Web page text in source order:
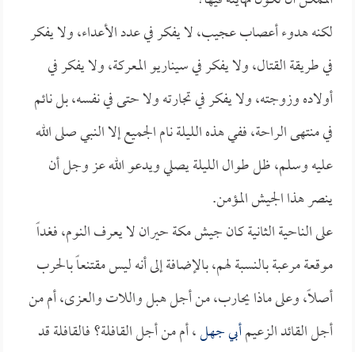
لكنه هدوء أعصاب عجيب، لا يفكر في عدد الأعداء، ولا يفكر
في طريقة القتال، ولا يفكر في سيناريو المعركة، ولا يفكر في
أولاده وزوجته، ولا يفكر في تجارته ولا حتى في نفسه، بل نائم
في منتهى الراحة، ففي هذه الليلة نام الجميع إلا النبي صلى الله
عليه وسلم، ظل طوال الليلة يصلي ويدعو الله عز وجل أن
ينصر هذا الجيش المؤمن.
على الناحية الثانية كان جيش مكة حيران لا يعرف النوم، فغداً
موقعة مرعبة بالنسبة لهم، بالإضافة إلى أنه ليس مقتنعاً بالحرب
أصلاً، وعلى ماذا يحارب، من أجل هبل واللات والعزى، أم من
أجل القائد الزعيمأبي جهل، أم من أجل القافلة؟ فالقافلة قد